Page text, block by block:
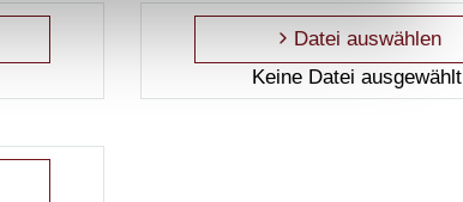
Datei auswählen
Keine Datei ausgewählt